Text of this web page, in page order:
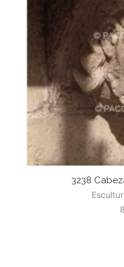
3238